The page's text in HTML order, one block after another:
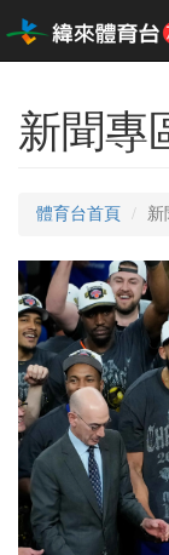
新聞專
體育台首頁 新